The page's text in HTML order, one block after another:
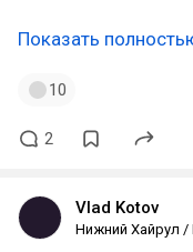
Показать
10
2
Vlad Kotov
Нижний Хайрул /